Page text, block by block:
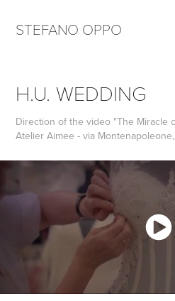
STEFANO OPPO
H.U. WEDDING
Direction of the video "The Miracle
Atelier Aimee - via